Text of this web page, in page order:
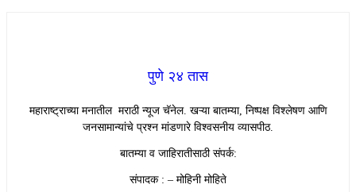
पुणे २४ तास
महाराष्ट्राच्या मनातील मराठी न्यूज चॅनेल. खऱ्या बातम्या, निष्पक्ष विश्लेषण आणि
जनसामान्यांचे प्रश्न मांडणारे विश्वसनीय व्यासपीठ.
बातम्या व जाहिरातीसाठी संपर्क:
संपादक : – मोहिनी मोहिते